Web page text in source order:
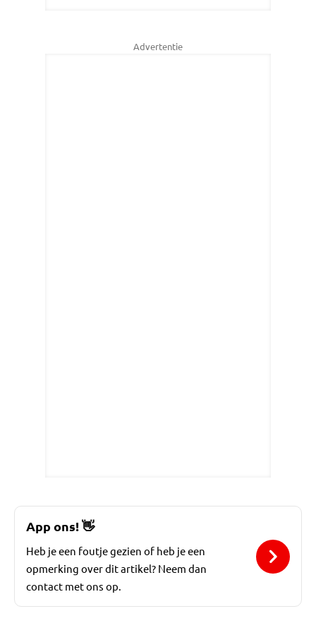
Advertentie
App ons!👋
Heb je een foutje gezien of heb je een
opmerking over dit artikel? Neem dan
contact met ons op.